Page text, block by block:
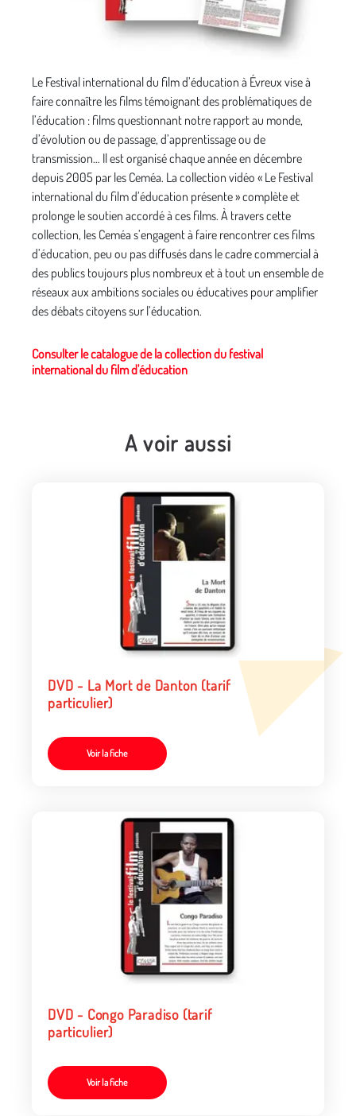
Le Festival international du film d’éducation à Évreux vise à
faire connaître les films témoignant des problématiques de
l’éducation : films questionnant notre rapport au monde,
d’évolution ou de passage, d’apprentissage ou de
transmission… Il est organisé chaque année en décembre
depuis 2005 par les Ceméa. La collection vidéo « Le Festival
international du film d’éducation présente » complète et
prolonge le soutien accordé à ces films. À travers cette
collection, les Ceméa s’engagent à faire rencontrer ces films
d’éducation, peu ou pas diffusés dans le cadre commercial à
des publics toujours plus nombreux et à tout un ensemble de
réseaux aux ambitions sociales ou éducatives pour amplifier
des débats citoyens sur l’éducation.
Consulter le catalogue de la collection du festival
international du film d'éducation
A voir aussi
DVD - La Mort de Danton (tarif
particulier)
Voir la fiche
DVD - Congo Paradiso (tarif
particulier)
Voir la fiche